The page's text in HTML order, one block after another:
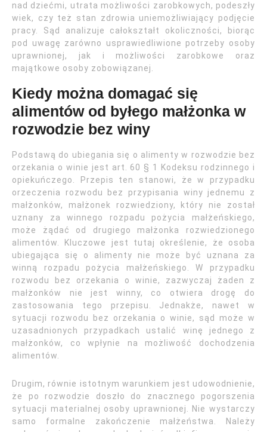
nad dziećmi, utrata możliwości zarobkowych, podeszły
wiek, czy też stan zdrowia uniemożliwiający podjęcie
pracy. Sąd analizuje całokształt okoliczności, biorąc
pod uwagę zarówno usprawiedliwione potrzeby osoby
uprawnionej, jak i możliwości zarobkowe oraz
majątkowe osoby zobowiązanej.
Kiedy można domagać się
alimentów od byłego małżonka w
rozwodzie bez winy
Podstawą do ubiegania się o alimenty w rozwodzie bez
orzekania o winie jest art. 60 § 1 Kodeksu rodzinnego i
opiekuńczego. Przepis ten stanowi, że w przypadku
orzeczenia rozwodu bez przypisania winy jednemu z
małżonków, małżonek rozwiedziony, który nie został
uznany za winnego rozpadu pożycia małżeńskiego,
może żądać od drugiego małżonka rozwiedzionego
alimentów. Kluczowe jest tutaj określenie, że osoba
ubiegająca się o alimenty nie może być uznana za
winną rozpadu pożycia małżeńskiego. W przypadku
rozwodu bez orzekania o winie, zazwyczaj żaden z
małżonków nie jest winny, co otwiera drogę do
zastosowania tego przepisu. Jednakże, nawet w
sytuacji rozwodu bez orzekania o winie, sąd może w
uzasadnionych przypadkach ustalić winę jednego z
małżonków, co wpłynie na możliwość dochodzenia
alimentów.
Drugim, równie istotnym warunkiem jest udowodnienie,
że po rozwodzie doszło do znacznego pogorszenia
sytuacji materialnej osoby uprawnionej. Nie wystarczy
samo formalne zakończenie małżeństwa. Należy